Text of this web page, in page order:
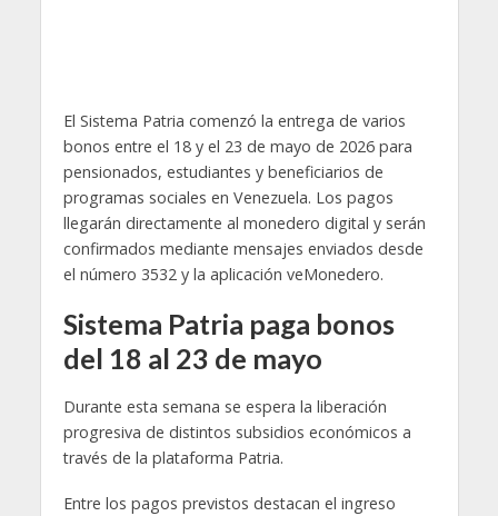
El Sistema Patria comenzó la entrega de varios
bonos entre el 18 y el 23 de mayo de 2026 para
pensionados, estudiantes y beneficiarios de
programas sociales en Venezuela. Los pagos
llegarán directamente al monedero digital y serán
confirmados mediante mensajes enviados desde
el número 3532 y la aplicación veMonedero.
Sistema Patria paga bonos
del 18 al 23 de mayo
Durante esta semana se espera la liberación
progresiva de distintos subsidios económicos a
través de la plataforma Patria.
Entre los pagos previstos destacan el ingreso